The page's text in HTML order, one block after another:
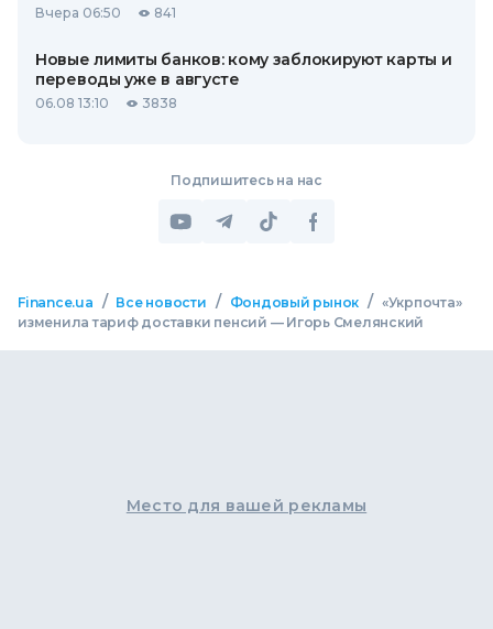
Вчера 06:50 841
Новые лимиты банков: кому заблокируют карты и
переводы уже в августе
06.08 13:10 3838
Подпишитесь на нас
Finance.ua / Все новости / Фондовый рынок / «Укрпочта»
изменила тариф доставки пенсий — Игорь Смелянский
Место для вашей рекламы